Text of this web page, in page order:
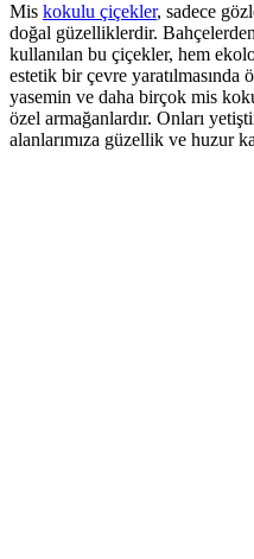
Mis kokulu çiçekler, sadece
doğal güzelliklerdir.
kullanılan bu çiçekler, hem
estetik bir çevre
yasemin ve daha birçok mis
özel armağanlardır. Onları
alanlarımıza güzellik ve huzur